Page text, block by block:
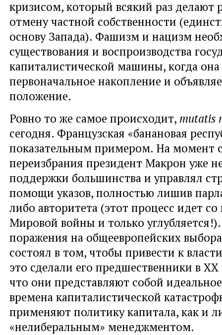
кризисом, который всякий раз делают
отмену частной собственности
основу Запада). Фашизм и нацизм
существования и воспроизводства
капиталистической машины, когда она
первоначальное накопление и
положение.
Ровно то же самое происходит, mutatis
сегодня. Французская «банановая
показательным примером. На момент
переизбрания президент Макрон уже
поддержки большинства и управлял
помощи указов, полностью лишив
либо авторитета (этот процесс идет
Мировой войны и только
поражения на общеевропейских
состоял в том, чтобы привести к
это сделали его предшественники в ХХ
что они представляют собой
времена капиталистической
применяют политику капитала, как и
«нелиберальным» менеджментом.